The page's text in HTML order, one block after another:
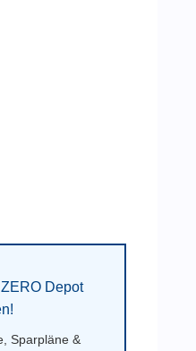
Depot
Sparpläne &